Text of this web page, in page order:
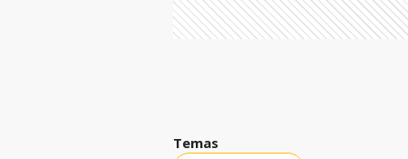
Temas